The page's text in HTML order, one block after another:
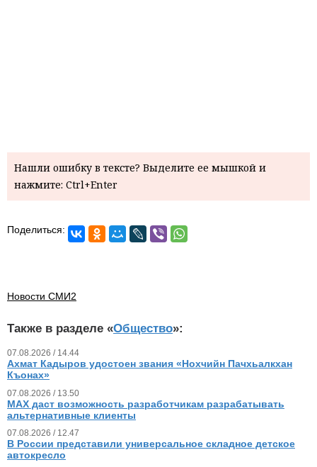
Нашли ошибку в тексте? Выделите ее мышкой и
нажмите: Ctrl+Enter
Поделиться:
Новости СМИ2
Также в разделе «Общество»:
07.08.2026 / 14.44
Ахмат Кадыров удостоен звания «Нохчийн Пачхьалкхан
Къонах»
07.08.2026 / 13.50
MAX даст возможность разработчикам разрабатывать
альтернативные клиенты
07.08.2026 / 12.47
В России представили универсальное складное детское
автокресло